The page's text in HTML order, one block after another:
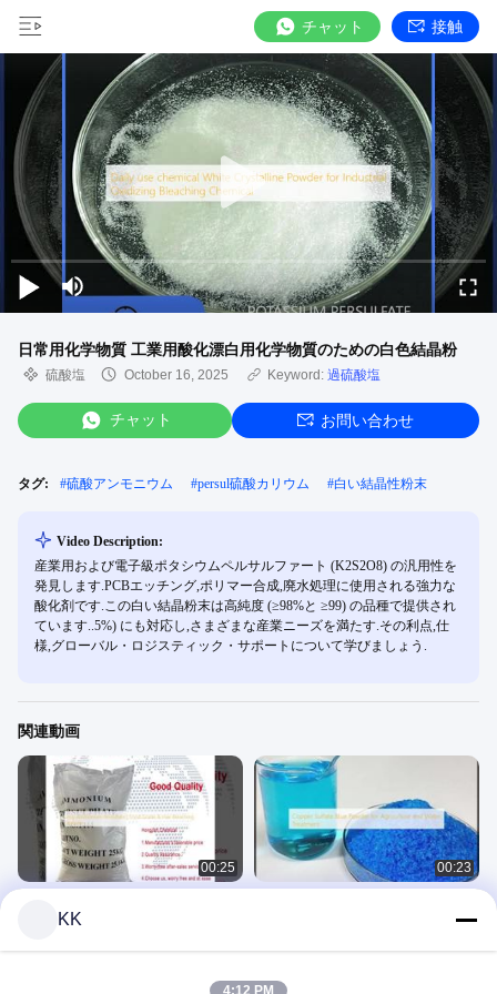
チャット 接触
日常用化学物質 工業用酸化漂白用化学物質のための白色結晶粉
硫酸塩 October 16, 2025 Keyword: 過硫酸塩
チャット お問い合わせ
タグ: #硫酸アンモニウム #persul硫酸カリウム #白い結晶性粉末
Video Description:
産業用および電子級ポタシウムペルサルファート (K2S2O8) の汎用性を
発見します.PCBエッチング,ポリマー合成,廃水処理に使用される強力な
酸化剤です.この白い結晶粉末は高純度 (≥98%と ≥99) の品種で提供され
ています..5%) にも対応し,さまざまな産業ニーズを満たす.その利点,仕
様,グローバル・ロジスティック・サポートについて学びましょう.
関連動画
00:25
グレードおよび髪の漂白ブースター
00:23
KK
4:12 PM